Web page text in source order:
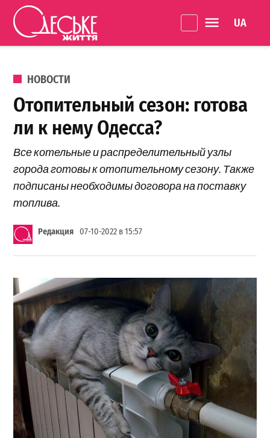
Перейти к содержанию
життя
ОПУБЛИКОВАНО В
НОВОСТИ
Отопительный сезон: готова
ли к нему Одесса?
Все котельные и распределительный узлы
города готовы к отопительному сезону. Также
подписаны необходимы договора на поставку
топлива.
Редакция 07-10-2022 в 15:57